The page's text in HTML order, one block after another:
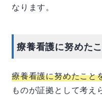
なります。
療養看護に努めた
療養看護に努めたこと
ものが証拠として考え